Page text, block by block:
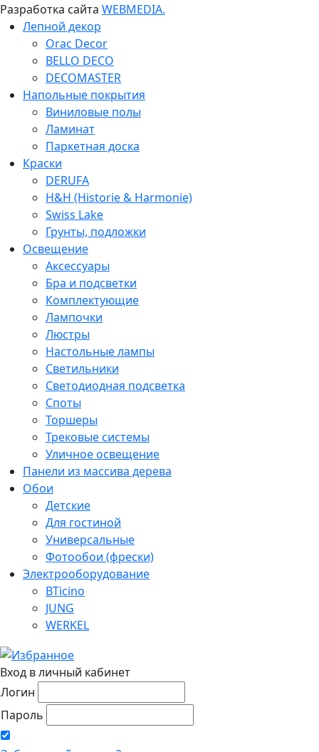
Разработка сайта WEBMEDIA.
Лепной декор
Orac Decor
BELLO DECO
DECOMASTER
Напольные покрытия
Виниловые полы
Ламинат
Паркетная доска
Краски
DERUFA
H&H (Historie & Harmonie)
Swiss Lake
Грунты, подложки
Освещение
Аксессуары
Бра и подсветки
Комплектующие
Лампочки
Люстры
Настольные лампы
Светильники
Светодиодная подсветка
Споты
Торшеры
Трековые системы
Уличное освещение
Панели из массива дерева
Обои
Детские
Для гостиной
Универсальные
Фотообои (фрески)
Электрооборудование
BTicino
JUNG
WERKEL
Вход в личный кабинет
Логин
Пароль